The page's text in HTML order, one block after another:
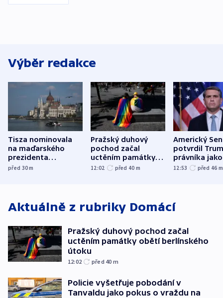
Výběr redakce
Tisza nominovala
na maďarského
prezidenta
bývalého šéfa
před 30m
Pražský duhový
pochod začal
uctěním památky
obětí berlínského
12:02 před 40 m
Americký
potvrdil
právníka jako
ministra
12:53 před 46 m
Aktuálně z rubriky Domácí
Pražský duhový pochod začal
uctěním památky obětí berlínského
útoku
12:02 před 40 m
Policie vyšetřuje pobodání v
Tanvaldu jako pokus o vraždu na